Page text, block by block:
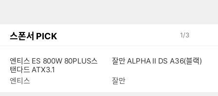
스폰서 PICK 1/3
엔티스 ES 800W 80PLUS스
탠다드 ATX3.1